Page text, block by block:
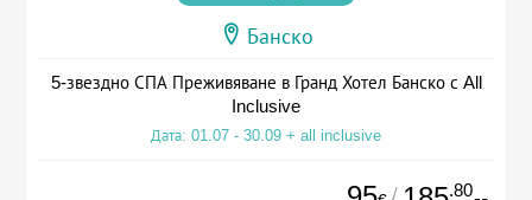
Банско
5-звездно СПА Преживяване в Гранд Хотел Банско с All
Inclusive
Дата: 01.07 - 30.09 + all inclusive
/ .80